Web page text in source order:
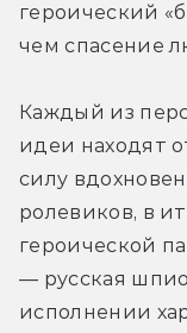
героический
чем спасение
Каждый из
идеи находят
силу
ролевиков, в
героической
— русская
исполнении